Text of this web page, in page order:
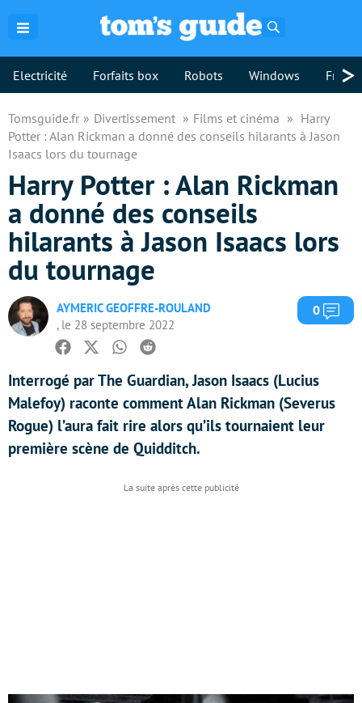
Electricité Forfaits box Robots Windows >
Tomsguide.fr Divertissement Films et cinéma
Harry
Potter : Alan Rickman a donné des conseils hilarants à Jason
Isaacs lors du tournage
Harry Potter : Alan Rickman
a donné des conseils
hilarants à Jason Isaacs lors
du tournage
AYMERIC GEOFFRE-ROULAND
, le 28 septembre 2022
0
Facebook
TwitterWhatsapp
Reddit
Interrogé par The Guardian, Jason Isaacs (Lucius
Malefoy) raconte comment Alan Rickman (Severus
Rogue) l’aura fait rire alors qu’ils tournaient leur
première scène de Quidditch.